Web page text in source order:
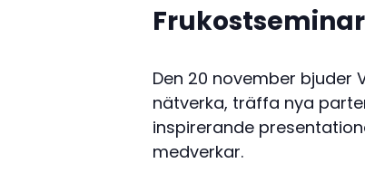
Den 20 november bjuder
nätverka, träffa nya
inspirerande
medverkar.